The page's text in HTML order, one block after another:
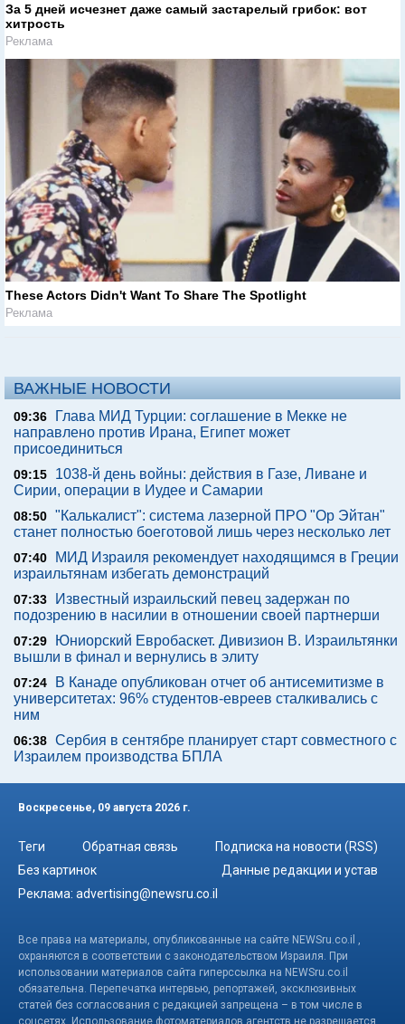
За 5 дней исчезнет даже самый застарелый грибок: вот
хитрость
Реклама
These Actors Didn't Want To Share The Spotlight
Реклама
ВАЖНЫЕ НОВОСТИ
09:36
Глава МИД Турции: соглашение в Мекке не
направлено против Ирана, Египет может
присоединиться
09:15
1038-й день войны: действия в Газе, Ливане и
Сирии, операции в Иудее и Самарии
08:50 "Калькалист": система лазерной ПРО "Ор Эйтан"
станет полностью боеготовой лишь через несколько лет
07:40
МИД Израиля рекомендует находящимся в Греции
израильтянам избегать демонстраций
07:33
Известный израильский певец задержан по
подозрению в насилии в отношении своей партнерши
07:29
Юниорский Евробаскет. Дивизион В. Израильтянки
вышли в финал и вернулись в элиту
07:24
В Канаде опубликован отчет об антисемитизме в
университетах: 96% студентов-евреев сталкивались с
ним
06:38 Сербия в сентябре планирует старт совместного с
Израилем производства БПЛА
Воскресенье, 09 августа 2026 г.
Теги Обратная связь
Подписка на новости (RSS)
Без картинок
Данные редакции и устав
Реклама: advertising@newsru.co.il
Все права на материалы, опубликованные на сайте NEWSru.co.il ,
охраняются в соответствии с законодательством Израиля. При
использовании материалов сайта гиперссылка на NEWSru.co.il
обязательна. Перепечатка интервью, репортажей, эксклюзивных
статей без согласования с редакцией запрещена – в том числе в
соцсетях. Использование фотоматериалов агентств не разрешается.